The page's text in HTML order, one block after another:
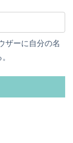
ザーに自分の名